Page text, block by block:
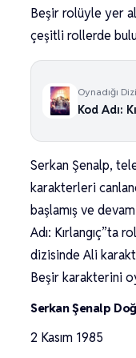
Beşir rolüyle yer
çeşitli rollerde
Oynadığı Dizi
Kod Adı:
Serkan Şenalp,
karakterleri
başlamış ve
Adı: Kırlangıç”ta
dizisinde Ali
Beşir karakterini
Serkan Şenalp
2 Kasım 1985